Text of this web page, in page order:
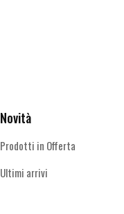
Novità
Prodotti in Offerta
Ultimi arrivi